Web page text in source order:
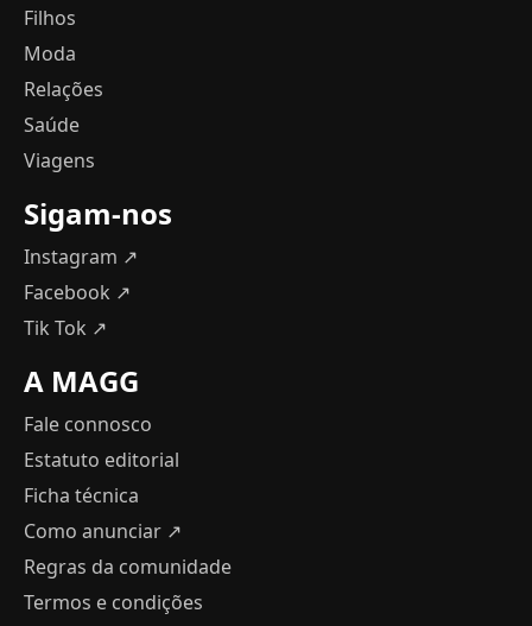
Filhos
Moda
Relações
Saúde
Viagens
Sigam-nos
Instagram ↗
Facebook ↗
Tik Tok ↗
A MAGG
Fale connosco
Estatuto editorial
Ficha técnica
Como anunciar ↗
Regras da comunidade
Termos e condições